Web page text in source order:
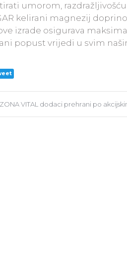
umorom,
kelirani magnezij
izrade osigurava
popust vrijedi u svim
ZONA VITAL dodaci prehrani po